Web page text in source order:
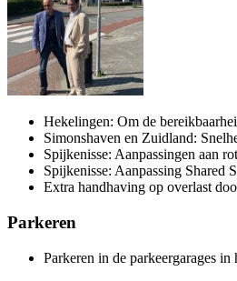
Hekelingen: Om de
Simonshaven en Zuidland:
Spijkenisse: Aanpassingen aan
Spijkenisse: Aanpassing Shared
Extra handhaving op overlast
Parkeren
Parkeren in de parkeergarages